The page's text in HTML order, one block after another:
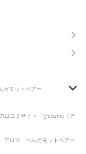
モットペアー
口コミサイト - @cosme（ア
アロマ ベルガモットペアー